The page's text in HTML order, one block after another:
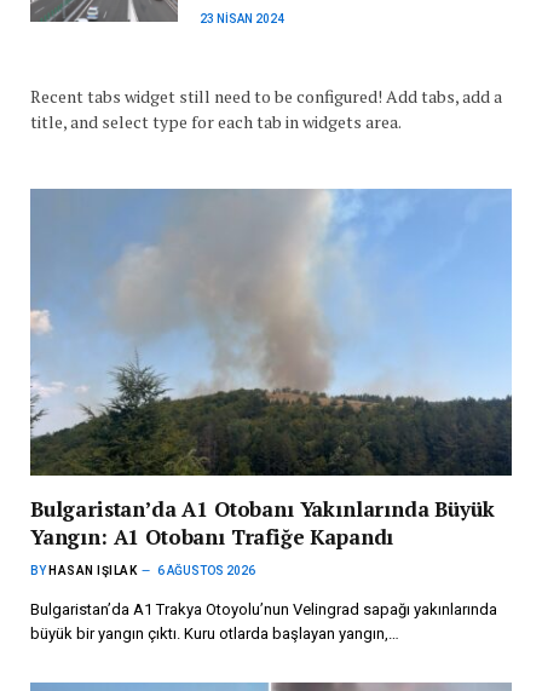
23 NISAN 2024
Recent tabs widget still need to be configured! Add tabs, add a
title, and select type for each tab in widgets area.
Bulgaristan’da A1 Otobanı Yakınlarında Büyük
Yangın: A1 Otobanı Trafiğe Kapandı
BY HASAN IŞILAK 6 AĞUSTOS 2026
Bulgaristan’da A1 Trakya Otoyolu’nun Velingrad sapağı yakınlarında
büyük bir yangın çıktı. Kuru otlarda başlayan yangın,…